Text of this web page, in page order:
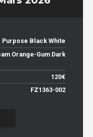
Purpose Black White
Orange-Gum Dark
120€
FZ1363-002